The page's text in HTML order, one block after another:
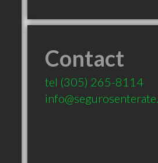
Contact
tel (305) 265-8114